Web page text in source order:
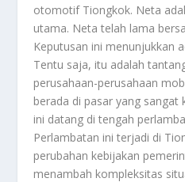
otomotif Tiongkok. Neta
utama. Neta telah lama
Keputusan ini menunjukkan
Tentu saja, itu adalah
perusahaan-perusahaan
berada di pasar yang
ini datang di tengah
Perlambatan ini terjadi di
perubahan kebijakan
menambah kompleksitas